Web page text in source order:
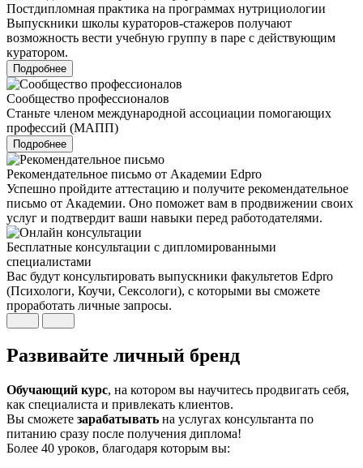
Постдипломная практика на программах нутрициологии
Выпускники школы кураторов-стажеров получают
возможность вести учебную группу в паре с действующим
куратором.
Подробнее
Сообщество профессионалов
Станьте членом международной ассоциации помогающих
профессий (МАПП)
Подробнее
Рекомендательное письмо от Академии Edpro
Успешно пройдите аттестацию и получите рекомендательное
письмо от Академии. Оно поможет вам в продвижении своих
услуг и подтвердит ваши навыки перед работодателями.
Бесплатные консультации с дипломированными
специалистами
Вас будут консультировать выпускники факультетов Edpro
(Психологи, Коучи, Сексологи), с которыми вы сможете
проработать личные запросы.
Развивайте личный бренд
Обучающий курс, на котором вы научитесь продвигать себя,
как специалиста и привлекать клиентов.
Вы сможете зарабатывать на услугах консультанта по
питанию сразу после получения диплома!
Более 40 уроков, благодаря которым вы: